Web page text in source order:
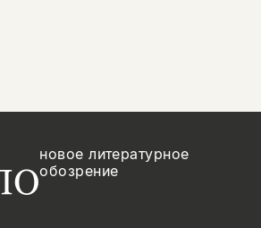
новое литературное
обозрение